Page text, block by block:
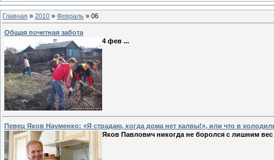
Главная » 2010 » Февраль » 06
Общая почетная забота
4 фев ...
Певец Яков Науменко: «Я страдаю, когда дома нет халвы!», или что в
Яков Павлович никогда не боролся с лишним вес